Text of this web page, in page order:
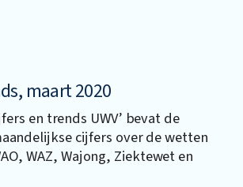
maart 2020
en trends UWV’ bevat de
cijfers over de wetten
WAZ, Wajong, Ziektewet en